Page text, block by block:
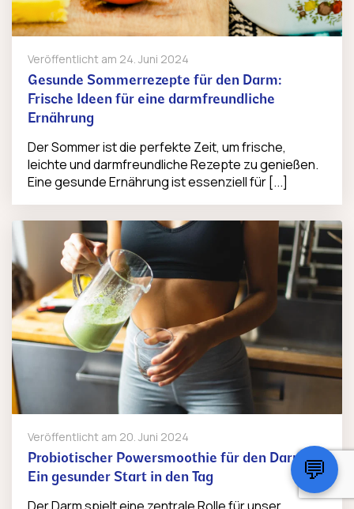
Veröffentlicht am 24. Juni 2024
Gesunde Sommerrezepte für den Darm:
Frische Ideen für eine darmfreundliche
Ernährung
Der Sommer ist die perfekte Zeit, um frische,
leichte und darmfreundliche Rezepte zu genießen.
Eine gesunde Ernährung ist essenziell für [...]
Veröffentlicht am 20. Juni 2024
Probiotischer Powersmoothie für den Darm:
Ein gesunder Start in den Tag
💬